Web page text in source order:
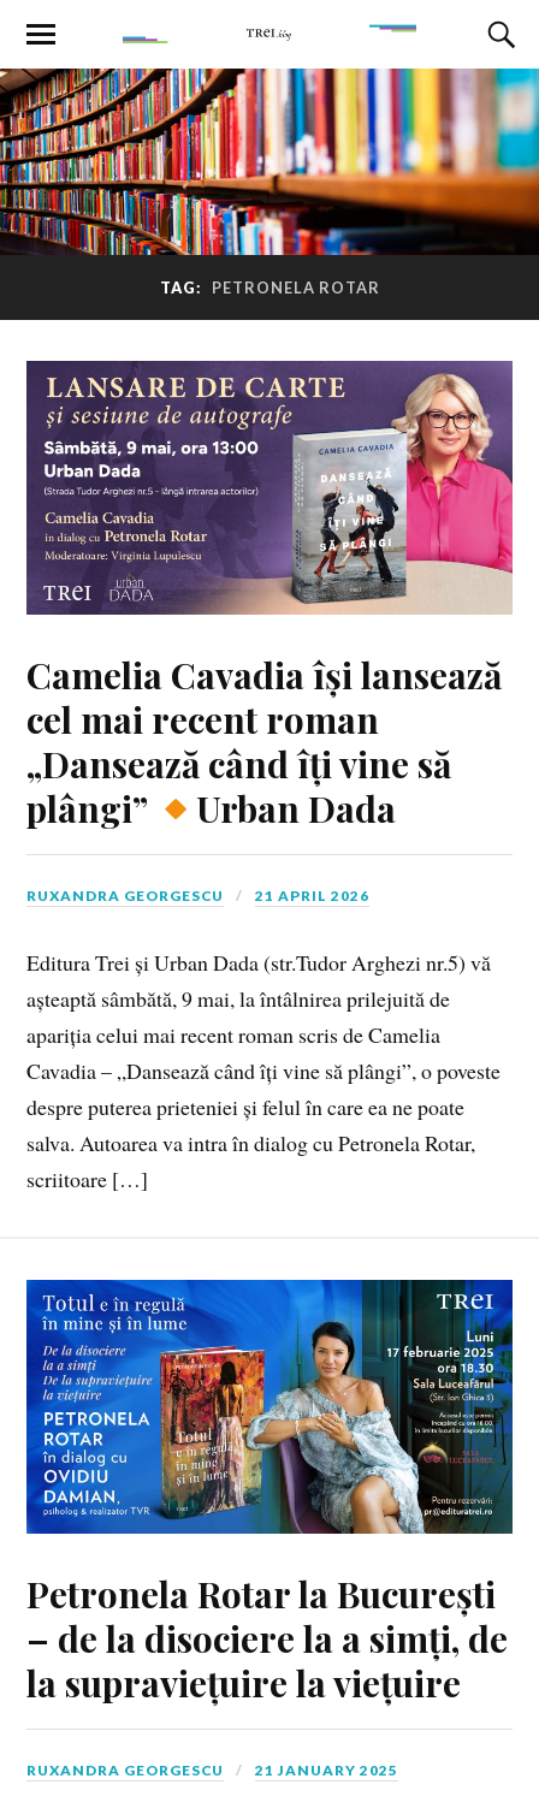
TAG: PETRONELA ROTAR
Camelia Cavadia își lansează
cel mai recent roman
„Dansează când îți vine să
plângi”
Urban Dada
RUXANDRA GEORGESCU 21 APRIL 2026
Editura Trei și Urban Dada (str.Tudor Arghezi nr.5) vă
așteaptă sâmbătă, 9 mai, la întâlnirea prilejuită de
apariția celui mai recent roman scris de Camelia
Cavadia – „Dansează când îți vine să plângi”, o poveste
despre puterea prieteniei și felul în care ea ne poate
salva. Autoarea va intra în dialog cu Petronela Rotar,
scriitoare […]
Petronela Rotar la București
– de la disociere la a simți, de
la supraviețuire la viețuire
RUXANDRA GEORGESCU 21 JANUARY 2025